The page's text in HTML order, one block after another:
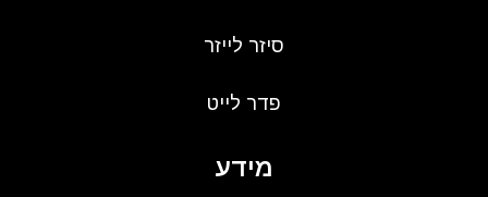
סיזר לייזר
פדר לייט
מידע